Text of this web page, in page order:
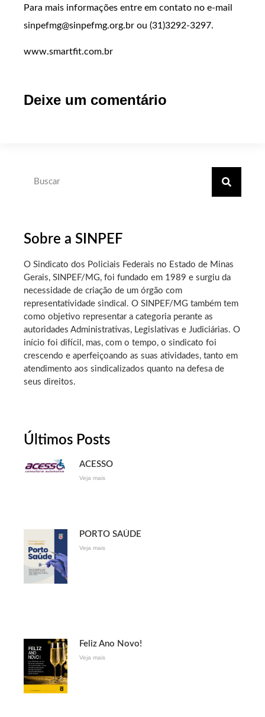
Para mais informações entre em contato no e-mail
sinpefmg@sinpefmg.org.br ou (31)3292-3297.
www.smartfit.com.br
Deixe um comentário
Sobre a SINPEF
O Sindicato dos Policiais Federais no Estado de Minas
Gerais, SINPEF/MG, foi fundado em 1989 e surgiu da
necessidade de criação de um órgão com
representatividade sindical. O SINPEF/MG também tem
como objetivo representar a categoria perante as
autoridades Administrativas, Legislativas e Judiciárias. O
início foi difícil, mas, com o tempo, o sindicato foi
crescendo e aperfeiçoando as suas atividades, tanto em
atendimento aos sindicalizados quanto na defesa de
seus direitos.
Últimos Posts
ACESSO
Veja mais
PORTO SAÚDE
Veja mais
Feliz Ano Novo!
Veja mais